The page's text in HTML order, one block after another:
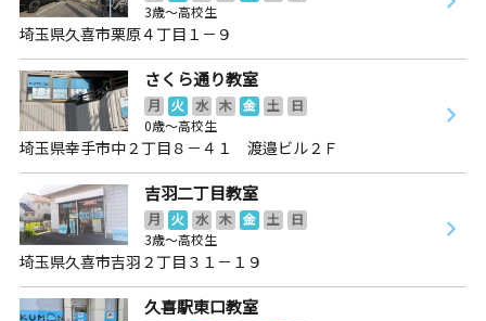
3歳～高校生
埼玉県久喜市栗原４丁目１－９
さくら通り教室
月 火 水 木 金 土
日
0歳～高校生
埼玉県幸手市中２丁目８－４１ 渡邉ビル２Ｆ
吉羽二丁目教室
月 火 水 木 金 土
日
3歳～高校生
埼玉県久喜市吉羽２丁目３１－１９
久喜駅東口教室